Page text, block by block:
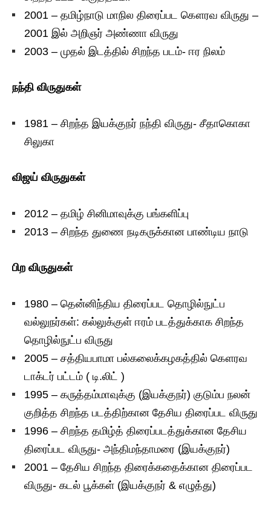
2001 – தமிழ்நாடு மாநில திரைப்பட கௌரவ விருது –
2001 இல் அறிஞர் அண்ணா விருது
2003 – முதல் இடத்தில் சிறந்த படம்- ஈர நிலம்
நந்தி விருதுகள்
1981 – சிறந்த இயக்குநர் நந்தி விருது- சீதாகொகா
சிலுகா
விஜய் விருதுகள்
2012 – தமிழ் சினிமாவுக்கு பங்களிப்பு
2013 – சிறந்த துணை நடிகருக்கான பாண்டிய நாடு
பிற விருதுகள்
1980 – தென்னிந்திய திரைப்பட தொழில்நுட்ப
வல்லுநர்கள்: கல்லுக்குள் ஈரம் படத்துக்காக சிறந்த
தொழில்நுட்ப விருது
2005 – சத்தியபாமா பல்கலைக்கழகத்தில் கௌரவ
டாக்டர் பட்டம் ( டி.லிட் )
1995 – கருத்தம்மாவுக்கு (இயக்குநர்) குடும்ப நலன்
குறித்த சிறந்த படத்திற்கான தேசிய திரைப்பட விருது
1996 – சிறந்த தமிழ்த் திரைப்படத்துக்கான தேசிய
திரைப்பட விருது- அந்திமந்தாமரை (இயக்குநர்)
2001 – தேசிய சிறந்த திரைக்கதைக்கான திரைப்பட
விருது- கடல் பூக்கள் (இயக்குநர் & எழுத்து)